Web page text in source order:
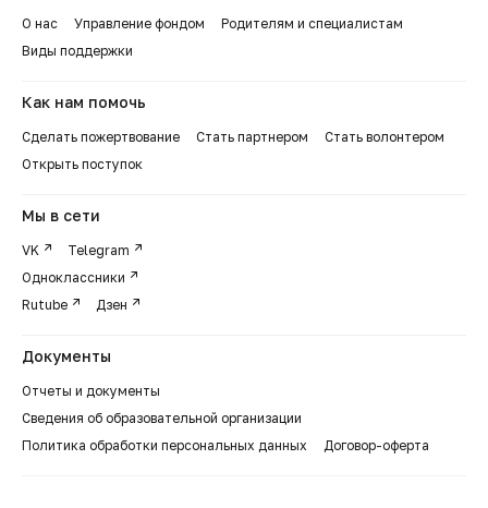
О нас Управление фондом
Родителям и специалистам
Виды поддержки
Как нам помочь
Сделать пожертвование Стать партнером
Стать волонтером
Открыть поступок
Мы в сети
VK
Telegram
Одноклассники
Rutube
Дзен
Документы
Отчеты и документы
Сведения об образовательной организации
Политика обработки персональных данных
Договор-оферта